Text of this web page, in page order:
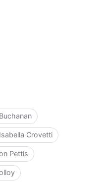
Isabella Crovetti
Pettis